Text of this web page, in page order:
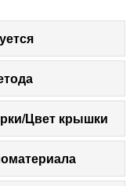
Цвет крышки